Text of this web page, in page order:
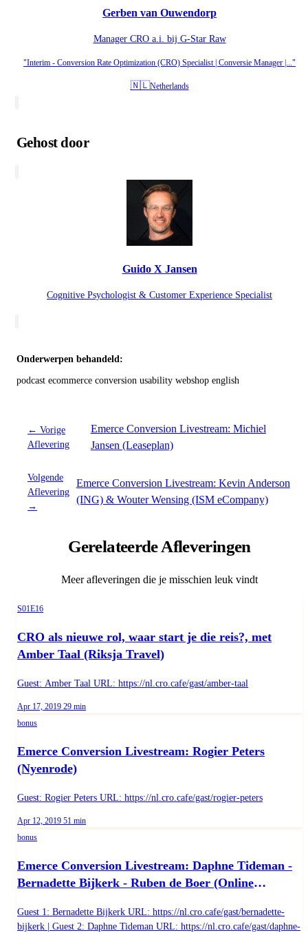
Gerben van Ouwendorp
Manager CRO a.i. bij G-Star Raw
"Interim - Conversion Rate Optimization (CRO) Specialist | Conversie Manager |..."
🇳🇱Netherlands
Gehost door
Guido X Jansen
Cognitive Psychologist & Customer Experience Specialist
Onderwerpen behandeld:
podcast ecommerce conversion usability webshop english
← Vorige
Aflevering
Emerce Conversion Livestream: Michiel
Jansen (Leaseplan)
Volgende
Aflevering
→
Emerce Conversion Livestream: Kevin Anderson
(ING) & Wouter Wensing (ISM eCompany)
Gerelateerde Afleveringen
Meer afleveringen die je misschien leuk vindt
Season 1, Episode 16
S01E16
CRO als nieuwe rol, waar start je die reis?, met
Amber Taal (Riksja Travel)
Guest: Amber Taal URL: https://nl.cro.cafe/gast/amber-taal
Published on
Apr 17, 2019 Duration:
29 min
bonus
Emerce Conversion Livestream: Rogier Peters
(Nyenrode)
Guest: Rogier Peters URL: https://nl.cro.cafe/gast/rogier-peters
Published on
Apr 12, 2019 Duration:
51 min
bonus
Emerce Conversion Livestream: Daphne Tideman -
Bernadette Bijkerk - Ruben de Boer (Online
Guest 1: Bernadette Bijkerk URL: https://nl.cro.cafe/gast/bernadette-
bijkerk | Guest 2: Daphne Tideman URL: https://nl.cro.cafe/gast/daphne-